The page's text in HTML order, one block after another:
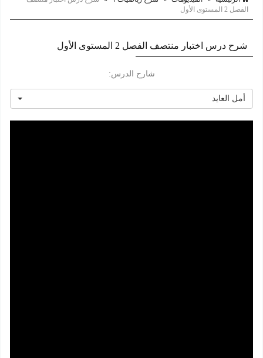
الفصل 2 المستوى الأول
شرح درس اختبار منتصف الفصل 2 المستوى الأول
شارح الدرس:
أمل العايد